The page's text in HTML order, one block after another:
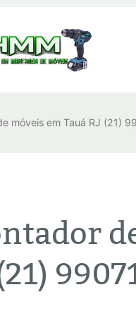
móveis em Tauá RJ (21)